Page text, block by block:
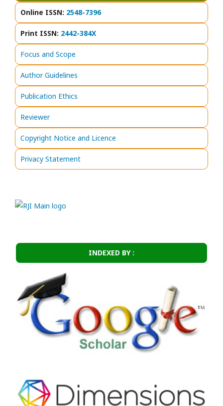
Online ISSN: 2548-7396
Print ISSN: 2442-384X
Focus and Scope
Author Guidelines
Publication Ethics
Reviewer
Copyright Notice and Licence
Privacy Statement
INDEXED BY :